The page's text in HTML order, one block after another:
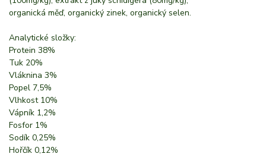
organická měď, organický zinek, organický selen.
Analytické složky:
Protein 38%
Tuk 20%
Vláknina 3%
Popel 7,5%
Vlhkost 10%
Vápník 1,2%
Fosfor 1%
Sodík 0,25%
Hořčík 0,12%